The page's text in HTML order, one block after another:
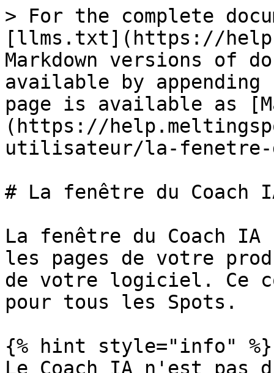
> For the complete
[llms.txt](https://
Markdown versions of
available by
page is available as
(https://
utilisateur/la-fenetre-
# La fenêtre du Coach
La fenêtre du Coach
les pages de votre
de votre logiciel. Ce
pour tous les Spots.
{% hint style="info" %}
Le Coach IA n'est pas